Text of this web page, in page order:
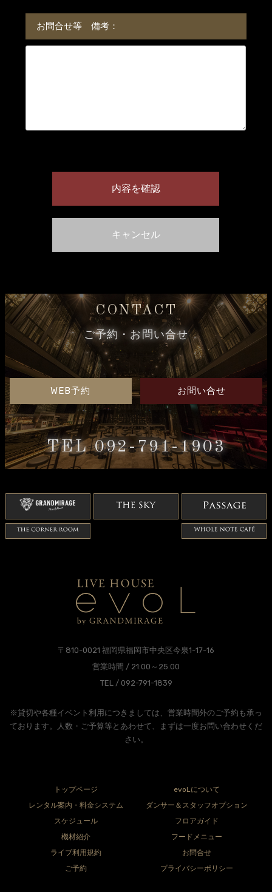
お問合せ等 備考：
CONTACT
ご予約・お問い合せ
WEB予約 お問い合せ
TEL 092-791-1903
〒810-0021 福岡県福岡市中央区今泉1-17-16
営業時間 / 21:00～25:00
TEL / 092-791-1839
※貸切や各種イベント利用につきましては、営業時間外のご予約も承っ
ております。人数・ご予算等とあわせて、まずは一度お問い合わせくだ
さい。
トップページ
evoLについて
レンタル案内・料金システム
ダンサー＆スタッフオプション
スケジュール
フロアガイド
機材紹介
フードメニュー
ライブ利用規約
お問合せ
ご予約
プライバシーポリシー